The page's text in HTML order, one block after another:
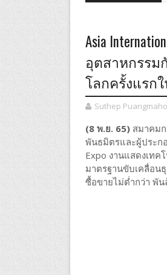
Asia
อุตสาหกรรม
โลกครั้งแรก
Suthep
(8 พ.ย. 65) สมาคม
พันธมิตรและผู้ประก
Expo งานแสดงเท
มาตรฐานขับเคลื่อน
ซื้อขายไม่ต่ำกว่า พั